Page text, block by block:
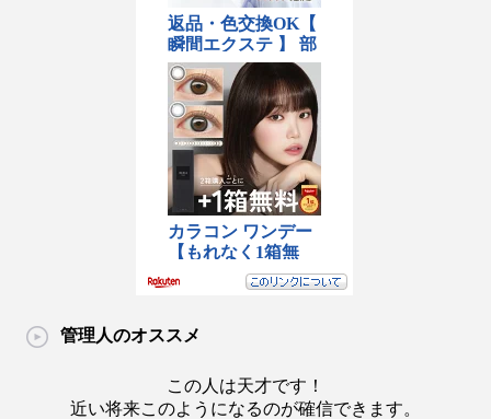
管理人のオススメ
この人は天才です！
近い将来このようになるのが確信できます。